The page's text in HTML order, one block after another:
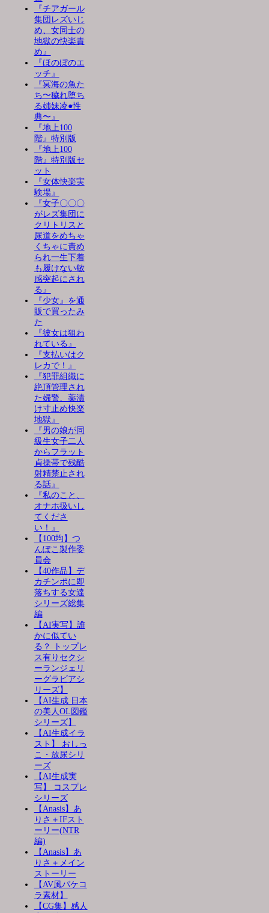
『チアガール
集団レズいじ
め、女同士の
地獄の快楽責
め』
『ほのぼのエ
ッチ』
『冥海の魚た
ち〜穢れ堕ち
る姉妹凌●性
典〜』
『地上100
階』特別版
『地上100
階』特別版セ
ット
『女体快楽実
験場』
『女子〇〇〇
がレズ集団に
クリトリスと
尿道をめちゃ
くちゃに責め
られ一生下着
も履けない敏
感突起にされ
る』
『少女』を通
販で買ったみ
た
『彼女は狙わ
れている』
『支払いはク
レカで！』
『犯罪組織に
絶頂管理され
た婦警、薬漬
け寸止め快楽
地獄』
『男の娘が同
級生女子二人
からフラット
貞操帯で残酷
射精禁止され
る話』
『私のこと、
オナホ扱いし
てくださ
い！』
【100均】つ
んぽこ製作委
員会
【40作品】デ
カチンポに即
落ちする女達
シリーズ総集
編
【AI実写】誰
かに似てい
る？ トップレ
ス有りセクシ
ーランジェリ
ーグラビアシ
リーズ】
【AI生成 日本
の美人OL図鑑
シリーズ】
【AI生成イラ
スト】 おしっ
こ・放尿シリ
ーズ
【AI生成実
写】 コスプレ
シリーズ
【Anasis】あ
りさ＋IFスト
ーリー(NTR
編)
【Anasis】あ
りさ＋メイン
ストーリー
【AV風パケコ
ラ素材】
【CG集】感人